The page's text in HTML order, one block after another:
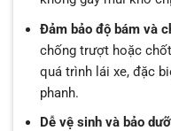
Đảm bảo độ bám và
chống trượt hoặc
quá trình lái xe, đặc
phanh.
Dễ vệ sinh và bảo